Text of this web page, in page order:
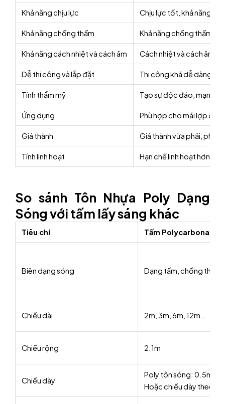
Khả năng chịu lực Chịu lực tốt, khả năng
Khả năng chống thấm Khả năng chống thấm
Khả năng cách nhiệt và cách âm Cách nhiệt và cách âm
Dễ thi công và lắp đặt Thi công khá dễ dàng,
Tính thẩm mỹ Tạo sự độc đáo, mạnh
Ứng dụng Phù hợp cho mái lợp có
Giá thành Giá thành vừa phải, phù
Tính linh hoạt Hạn chế linh hoạt hơn
So sánh Tôn Nhựa Poly Dạng
Sóng với tấm lấy sáng khác
Tiêu chí Tấm Polycarbonate
Biên dạng sóng Dạng tấm, chồng theo
Chiều dài 2m, 3m, 6m, 12m…
Chiều rộng 2.1m
Chiều dày
Poly tôn sóng: 0.5mm,
Hoặc chiều dày theo